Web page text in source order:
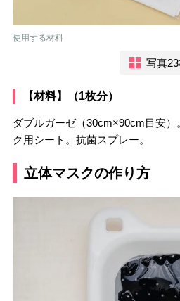
使用する材料
写真
【材料】（1枚分）
ダブルガーゼ（30cm×90cm目安
ク用シート。抗菌スプレー。
立体マスクの作り方